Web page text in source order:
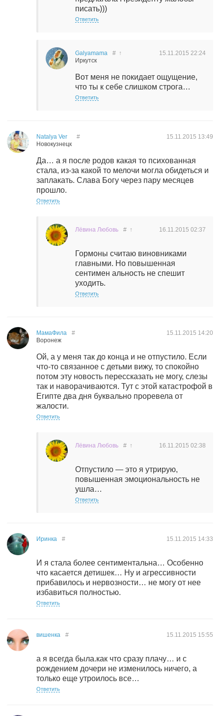
писать)))
Ответить
Galyamama
Иркутск
15.11.2015 22:24
# ↑
Вот меня не покидает ощущение,
что ты к себе слишком строга…
Ответить
Natalya Ver
Новокузнецк
15.11.2015 13:49
#
Да… а я после родов какая то психованная
стала, из-за какой то мелочи могла обидеться и
заплакать. Слава Богу через пару месяцев
прошло.
Ответить
Лёвина Любовь 16.11.2015 02:37
# ↑
Гормоны считаю виновниками
главными. Но повышенная
сентимен альность не спешит
уходить.
Ответить
МамаФила
Воронеж
15.11.2015 14:20
#
Ой, а у меня так до конца и не отпустило. Если
что-то связанное с детьми вижу, то спокойно
потом эту новость перессказать не могу, слезы
так и наворачиваются. Тут с этой катастрофой в
Египте два дня буквально проревела от
жалости.
Ответить
Лёвина Любовь 16.11.2015 02:38
# ↑
Отпустило — это я утрирую,
повышенная эмоциональность не
ушла…
Ответить
Иринка 15.11.2015 14:33
#
И я стала более сентиментальна… Особенно
что касается детишек… Ну и агрессивности
прибавилось и нервозности… не могу от нее
избавиться полностью.
Ответить
вишенка 15.11.2015 15:55
#
а я всегда была.как что сразу плачу… и с
рождением дочери не изменилось ничего, а
только еще утроилось все…
Ответить